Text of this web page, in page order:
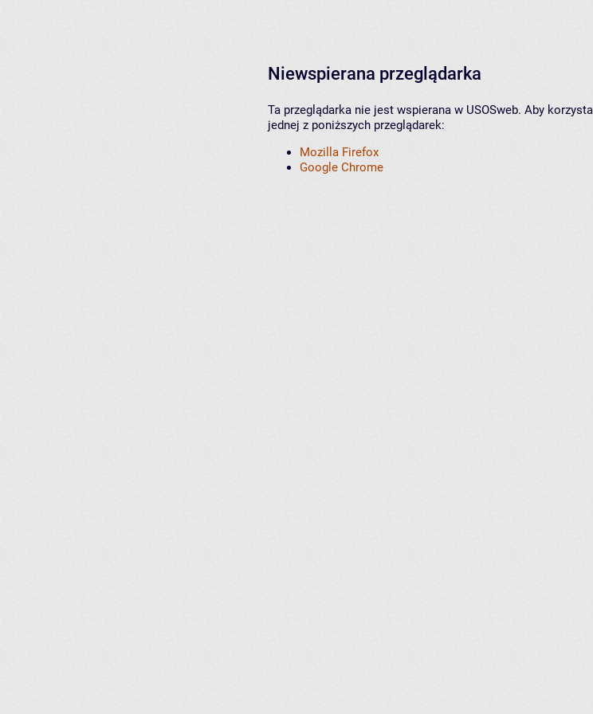
Niewspierana przeglądarka
Ta przeglądarka nie jest wspierana w USOSweb. Aby
jednej z poniższych przeglądarek:
Mozilla Firefox
Google Chrome